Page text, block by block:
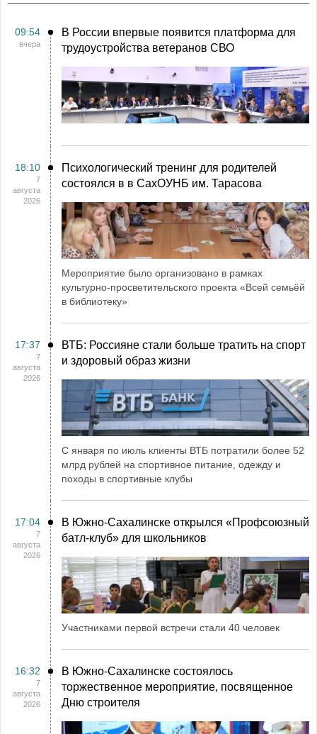
09:54
вчера
В России впервые появится платформа для
трудоустройства ветеранов СВО
18:10
7
августа
2026
Психологический тренинг для родителей
состоялся в в СахОУНБ им. Тарасова
Мероприятие было организовано в рамках
культурно-просветительского проекта «Всей семьёй
в библиотеку»
17:37
7
августа
2026
ВТБ: Россияне стали больше тратить на спорт
и здоровый образ жизни
С января по июль клиенты ВТБ потратили более 52
млрд рублей на спортивное питание, одежду и
походы в спортивные клубы
17:04
7
августа
2026
В Южно-Сахалинске открылся «Профсоюзный
батл-клуб» для школьников
Участниками первой встречи стали 40 человек
16:32
7
августа
2026
В Южно-Сахалинске состоялось
торжественное мероприятие, посвященное
Дню строителя